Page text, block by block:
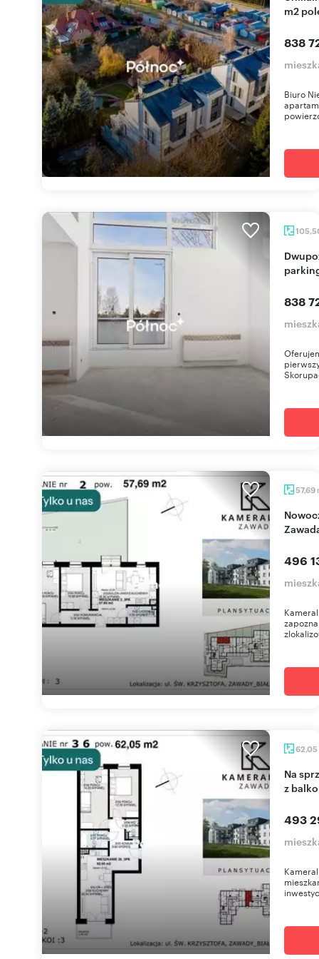
m2
838
Biuro
Dwupoziomowy apartament 105m2 z tarasem i
838
57,69
Nowoczesne 3-pokojowe z ogródkiem na
496
62,05
Na sprzedaż nowoczesne 3-pokojowe mieszkanie
z
493